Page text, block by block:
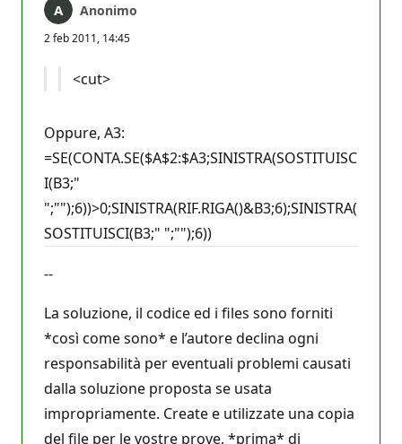
Anonimo
2 feb 2011, 14:45
<cut>
Oppure, A3:
=SE(CONTA.SE($A$2:$A3;SINISTRA(SOSTITUISC
I(B3;"
";"");6))>0;SINISTRA(RIF.RIGA()&B3;6);SINISTRA(
SOSTITUISCI(B3;" ";"");6))
--
La soluzione, il codice ed i files sono forniti
*così come sono* e l’autore declina ogni
responsabilità per eventuali problemi causati
dalla soluzione proposta se usata
impropriamente. Create e utilizzate una copia
del file per le vostre prove, *prima* di